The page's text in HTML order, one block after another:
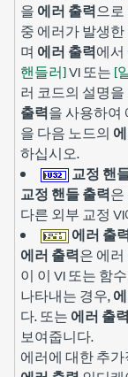
을 에러 출력으
중 에러가 발생
며 에러 출력에서
핸들러]VI 또는 [
러 코드의 설명
출력을 사용하여
을 다음 노드의
하십시오.
교정 핸
교정 핸들 출력은
다른 외부 교정
에러 출
에러 출력은 에
이 이 VI 또는 함
나타내는 경우,
다. 또는 에러 출력
보여줍니다.
에러에 대한 추